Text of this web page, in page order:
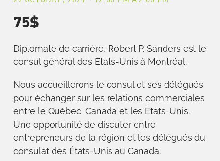
75$
Diplomate de carrière, Robert P. Sanders est le
consul général des États-Unis à Montréal.
Nous accueillerons le consul et ses délégués
pour échanger sur les relations commerciales
entre le Québec, Canada et les États-Unis.
Une opportunité de discuter entre
entrepreneurs de la région et les délégués du
consulat des États-Unis au Canada.